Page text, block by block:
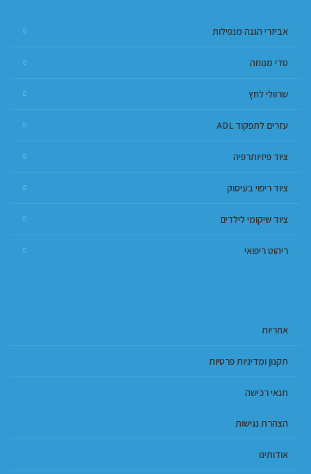
אביזרי הגנה מנפילות
סדי מנוחה
שרוולי לחץ
עזרים לתפקוד ADL
ציוד פיזיותרפיה
ציוד ריפוי בעיסוק
ציוד שיקומי לילדים
ריהוט ריפואי
אחריות
תקנון ומדיניות פרטיות
תנאי רכישה
הצהרת נגישות
אודותינו